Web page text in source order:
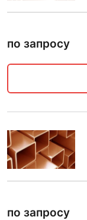
по запросу
по запросу